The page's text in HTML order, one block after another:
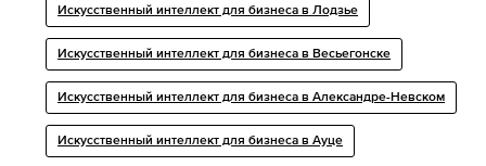
Искусственный интеллект для бизнеса в Лодзье
Искусственный интеллект для бизнеса в Весьегонске
Искусственный интеллект для бизнеса в Александре-Невском
Искусственный интеллект для бизнеса в Ауце